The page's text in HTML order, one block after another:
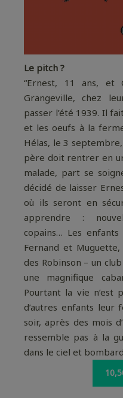
Le pitch ?
“Ernest, 11 ans, et
Grangeville, chez
passer l’été 1939. Il
et les oeufs à la
Hélas, le 3
père doit rentrer en
malade, part se
décidé de laisser
où ils seront en
apprendre :
copains… Les
Fernand et
des Robinson – un
une magnifique
Pourtant la vie n’est
d’autres enfants leur
soir, après des mois
ressemble pas à la
dans le ciel et